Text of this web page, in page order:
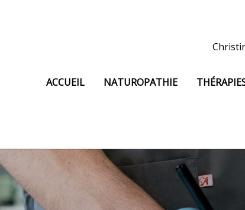
ACCUEIL NATUROPATHIE